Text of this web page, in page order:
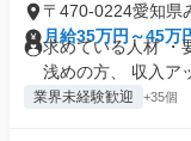
〒470-0224愛知県
月給35万円～45万
求めている人材 ・
浅めの方、 収入ア
業界未経験歓迎 +35個